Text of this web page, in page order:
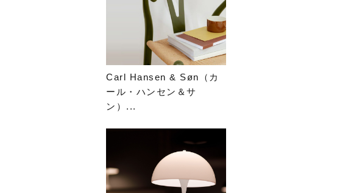
Carl Hansen & Søn（カ
ール・ハンセン＆サ
ン）...